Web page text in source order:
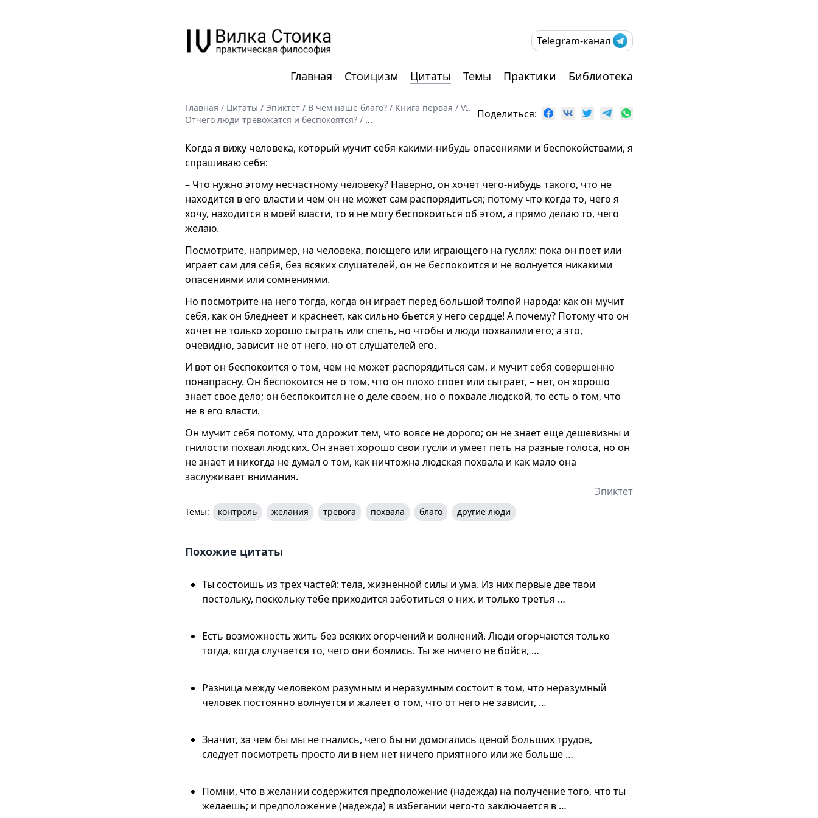
Telegram-канал
Главная Стоицизм Цитаты Темы Практики Библиотека
Главная / Цитаты / Эпиктет / В чем наше благо? / Книга первая / VI.
Отчего люди тревожатся и беспокоятся? / ... Поделиться:
Когда я вижу человека, который мучит себя какими-нибудь опасениями и беспокойствами, я
спрашиваю себя:
– Что нужно этому несчастному человеку? Наверно, он хочет чего-нибудь такого, что не
находится в его власти и чем он не может сам распорядиться; потому что когда то, чего я
хочу, находится в моей власти, то я не могу беспокоиться об этом, а прямо делаю то, чего
желаю.
Посмотрите, например, на человека, поющего или играющего на гуслях: пока он поет или
играет сам для себя, без всяких слушателей, он не беспокоится и не волнуется никакими
опасениями или сомнениями.
Но посмотрите на него тогда, когда он играет перед большой толпой народа: как он мучит
себя, как он бледнеет и краснеет, как сильно бьется у него сердце! А почему? Потому что он
хочет не только хорошо сыграть или спеть, но чтобы и люди похвалили его; а это,
очевидно, зависит не от него, но от слушателей его.
И вот он беспокоится о том, чем не может распорядиться сам, и мучит себя совершенно
понапрасну. Он беспокоится не о том, что он плохо споет или сыграет, – нет, он хорошо
знает свое дело; он беспокоится не о деле своем, но о похвале людской, то есть о том, что
не в его власти.
Он мучит себя потому, что дорожит тем, что вовсе не дорого; он не знает еще дешевизны и
гнилости похвал людских. Он знает хорошо свои гусли и умеет петь на разные голоса, но он
не знает и никогда не думал о том, как ничтожна людская похвала и как мало она
заслуживает внимания.
Эпиктет
Темы: контроль желания тревога похвала благо другие люди
Похожие цитаты
Ты состоишь из трех частей: тела, жизненной силы и ума. Из них первые две твои
постольку, поскольку тебе приходится заботиться о них, и только третья …
Есть возможность жить без всяких огорчений и волнений. Люди огорчаются только
тогда, когда случается то, чего они боялись. Ты же ничего не бойся, …
Разница между человеком разумным и неразумным состоит в том, что неразумный
человек постоянно волнуется и жалеет о том, что от него не зависит, …
Значит, за чем бы мы не гнались, чего бы ни домогались ценой больших трудов,
следует посмотреть просто ли в нем нет ничего приятного или же больше …
Помни, что в желании содержится предположение (надежда) на получение того, что ты
желаешь; и предположение (надежда) в избегании чего-то заключается в …